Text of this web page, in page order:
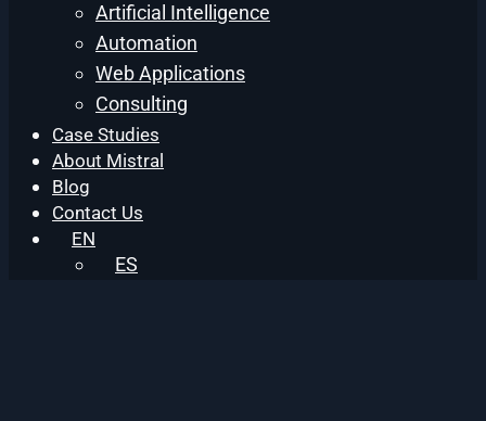
Artificial Intelligence
Automation
Web Applications
Consulting
Case Studies
About Mistral
Blog
Contact Us
EN
ES